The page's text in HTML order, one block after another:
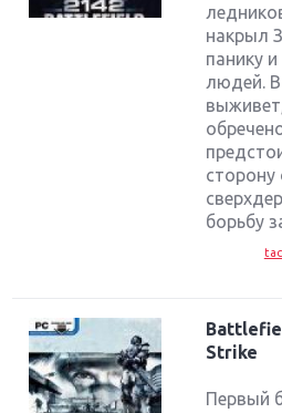
накрыл
панику
людей. В
сторону
борьбу
Strike
Первый